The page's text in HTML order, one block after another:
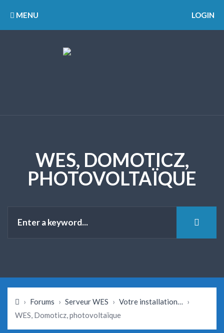
MENU LOGIN
WES, DOMOTICZ,
PHOTOVOLTAÏQUE
› Forums › Serveur WES › Votre installation…
›
WES, Domoticz, photovoltaïque